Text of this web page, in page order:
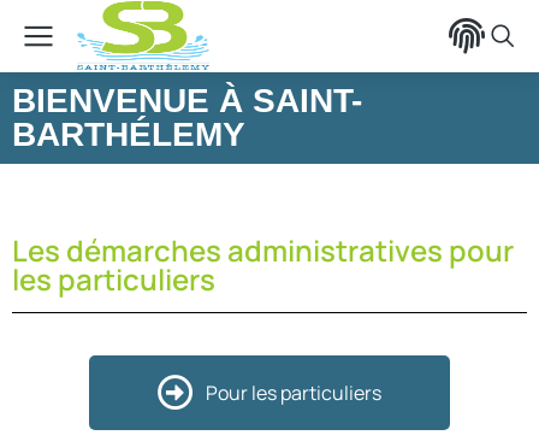
principal
BIENVENUE À SAINT-
BARTHÉLEMY
Les démarches administratives pour
les particuliers
Pour les particuliers